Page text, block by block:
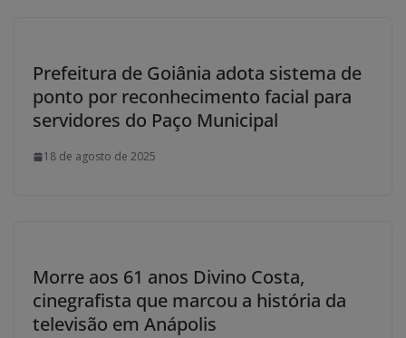
Prefeitura de Goiânia adota sistema de
ponto por reconhecimento facial para
servidores do Paço Municipal
18 de agosto de 2025
Morre aos 61 anos Divino Costa,
cinegrafista que marcou a história da
televisão em Anápolis